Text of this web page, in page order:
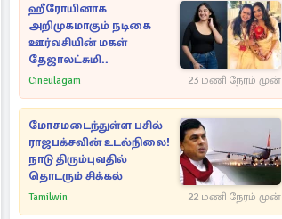
ஹீரோயினாக
அறிமுகமாகும் நடிகை
ஊர்வசியின் மகள்
தேஜாலட்சுமி..
Cineulagam 23 மணி நேரம் முன்
மோசமடைந்துள்ள பசில்
ராஜபக்சவின் உடல்நிலை!
நாடு திரும்புவதில்
தொடரும் சிக்கல்
Tamilwin 22 மணி நேரம் முன்